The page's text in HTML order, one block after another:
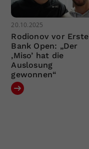
20.10.2025
Rodionov vor Erste
Bank Open: „Der
‚Miso’ hat die
Auslosung
gewonnen“